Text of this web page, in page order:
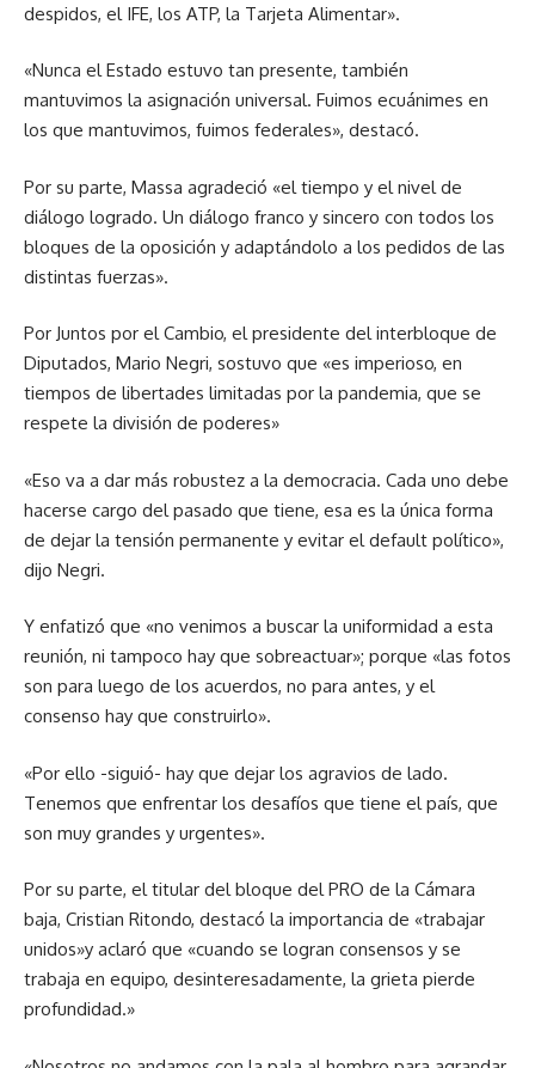
despidos, el IFE, los ATP, la Tarjeta Alimentar».
«Nunca el Estado estuvo tan presente, también
mantuvimos la asignación universal. Fuimos ecuánimes en
los que mantuvimos, fuimos federales», destacó.
Por su parte, Massa agradeció «el tiempo y el nivel de
diálogo logrado. Un diálogo franco y sincero con todos los
bloques de la oposición y adaptándolo a los pedidos de las
distintas fuerzas».
Por Juntos por el Cambio, el presidente del interbloque de
Diputados, Mario Negri, sostuvo que «es imperioso, en
tiempos de libertades limitadas por la pandemia, que se
respete la división de poderes»
«Eso va a dar más robustez a la democracia. Cada uno debe
hacerse cargo del pasado que tiene, esa es la única forma
de dejar la tensión permanente y evitar el default político»,
dijo Negri.
Y enfatizó que «no venimos a buscar la uniformidad a esta
reunión, ni tampoco hay que sobreactuar»; porque «las fotos
son para luego de los acuerdos, no para antes, y el
consenso hay que construirlo».
«Por ello -siguió- hay que dejar los agravios de lado.
Tenemos que enfrentar los desafíos que tiene el país, que
son muy grandes y urgentes».
Por su parte, el titular del bloque del PRO de la Cámara
baja, Cristian Ritondo, destacó la importancia de «trabajar
unidos»y aclaró que «cuando se logran consensos y se
trabaja en equipo, desinteresadamente, la grieta pierde
profundidad.»